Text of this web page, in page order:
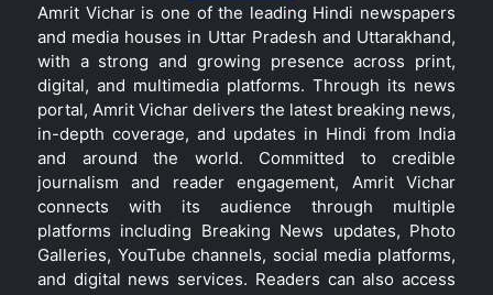
Amrit Vichar is one of the leading Hindi newspapers
and media houses in Uttar Pradesh and Uttarakhand,
with a strong and growing presence across print,
digital, and multimedia platforms. Through its news
portal, Amrit Vichar delivers the latest breaking news,
in-depth coverage, and updates in Hindi from India
and around the world. Committed to credible
journalism and reader engagement, Amrit Vichar
connects with its audience through multiple
platforms including Breaking News updates, Photo
Galleries, YouTube channels, social media platforms,
and digital news services. Readers can also access